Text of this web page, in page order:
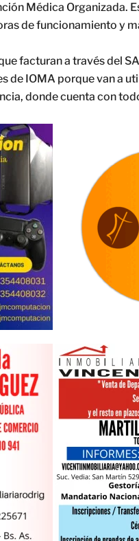
Médica Organizada.
de funcionamiento y
facturan a través del
de IOMA porque van a
donde cuenta con